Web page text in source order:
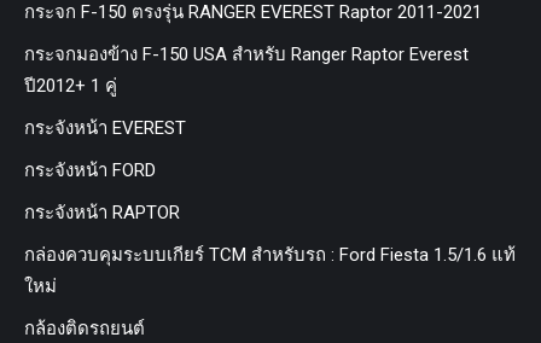
กระจก F-150 ตรงรุ่น RANGER EVEREST Raptor 2011-2021
กระจกมองข้าง F-150 USA สำหรับ Ranger Raptor Everest
ปี2012+ 1 คู่
กระจังหน้า EVEREST
กระจังหน้า FORD
กระจังหน้า RAPTOR
กล่องควบคุมระบบเกียร์ TCM สำหรับรถ : Ford Fiesta 1.5/1.6 แท้
ใหม่
กล้องติดรถยนต์